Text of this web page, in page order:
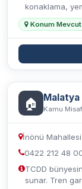
konaklama,
Konum Mevcut
🏠 Kamu
İnönü
0422 212 48
TCDD
sunar. Tren